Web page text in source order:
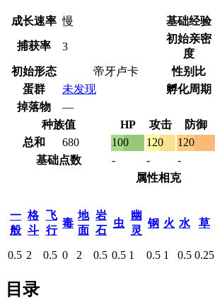
成长速率 慢 基础经验
捕获率 3
初始亲密
度
初始形态 帝牙卢卡 性别比
蛋群
未发现 孵化周期
掉落物
—
种族值
HP 攻击 防御
总和
680 100 120 120
基础点数
- - -
属性相克
一
般
格
斗
飞
行
毒
地
面
岩
石
虫
幽
灵
钢 火 水 草
0.5 2 0.5 0 2 0.5 0.5 1 0.5 1 0.5 0.25
目录